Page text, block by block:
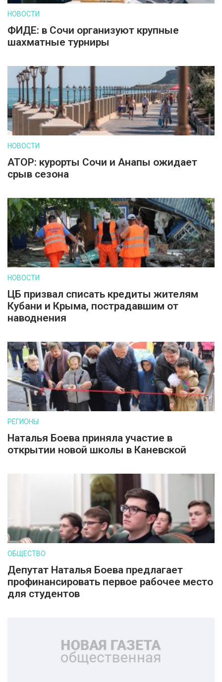
НОВОСТИ
ФИДЕ: в Сочи организуют крупные
шахматные турниры
НОВОСТИ
АТОР: курорты Сочи и Анапы ожидает
срыв сезона
НОВОСТИ
ЦБ призвал списать кредиты жителям
Кубани и Крыма, пострадавшим от
наводнения
РЕГИОНЫ
Наталья Боева приняла участие в
открытии новой школы в Каневской
ОБЩЕСТВО
Депутат Наталья Боева предлагает
профинансировать первое рабочее место
для студентов